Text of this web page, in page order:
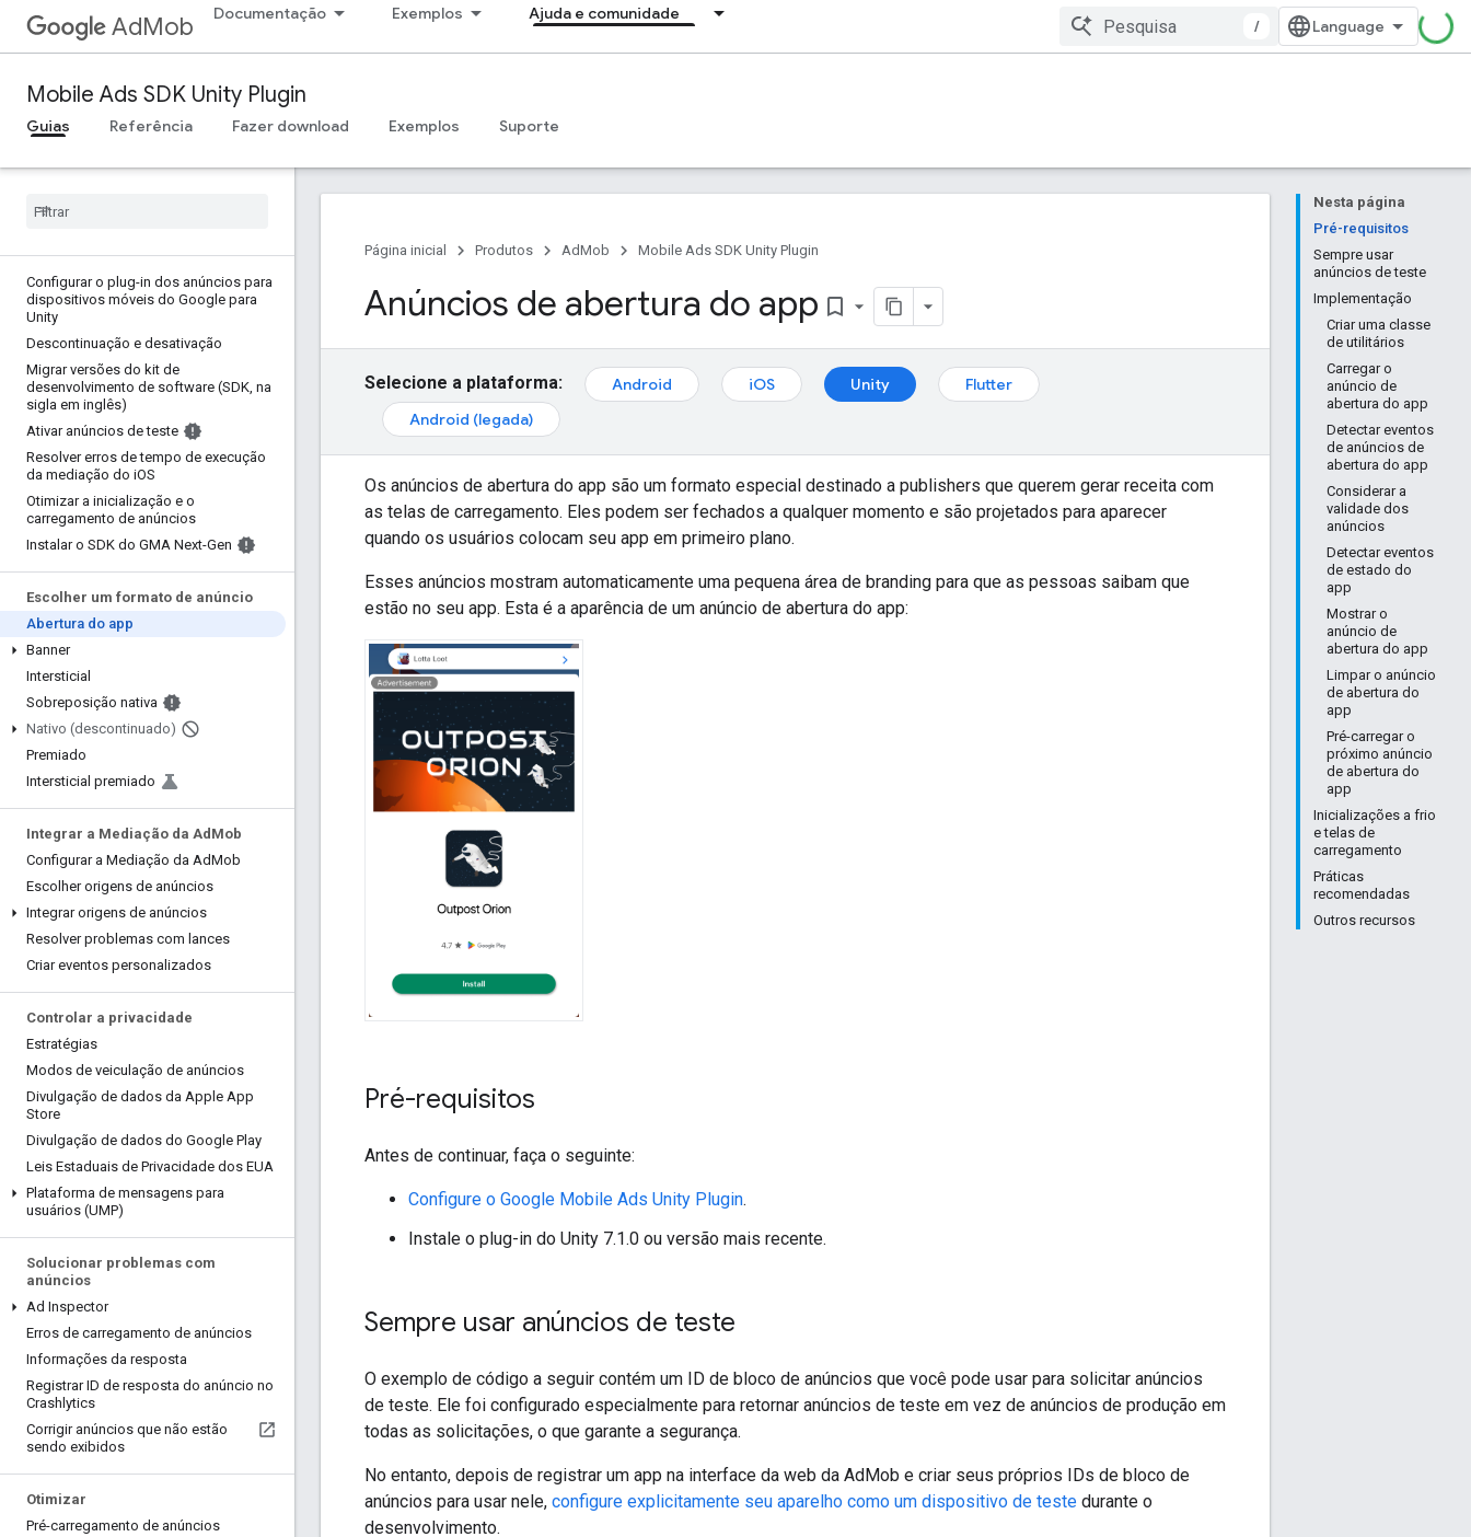
AdMob Documentação Exemplos Ajuda e comunidade
/
Mobile Ads SDK Unity Plugin
Guias Referência Fazer download Exemplos Suporte
Configurar o plug-in dos anúncios para
dispositivos móveis do Google para
Unity
Descontinuação e desativação
Migrar versões do kit de
desenvolvimento de software (SDK, na
sigla em inglês)
Ativar anúncios de teste
Resolver erros de tempo de execução
da mediação do iOS
Otimizar a inicialização e o
carregamento de anúncios
Instalar o SDK do GMA Next-Gen
Escolher um formato de anúncio
Abertura do app
Banner
Intersticial
Sobreposição nativa
Nativo (descontinuado)
Premiado
Intersticial premiado
Integrar a Mediação da Ad Mob
Configurar a Mediação da AdMob
Escolher origens de anúncios
Integrar origens de anúncios
Resolver problemas com lances
Criar eventos personalizados
Controlar a privacidade
Estratégias
Modos de veiculação de anúncios
Divulgação de dados da Apple App
Store
Divulgação de dados do Google Play
Leis Estaduais de Privacidade dos EUA
Plataforma de mensagens para
usuários (UMP)
Solucionar problemas com
anúncios
Ad Inspector
Erros de carregamento de anúncios
Informações da resposta
Registrar ID de resposta do anúncio no
Crashlytics
Corrigir anúncios que não estão
sendo exibidos
Otimizar
Pré-carregamento de anúncios
Nesta página
Pré-requisitos
Sempre usar
anúncios de teste
Implementação
Criar uma classe
de utilitários
Carregar o
anúncio de
abertura do app
Detectar eventos
de anúncios de
abertura do app
Considerar a
validade dos
anúncios
Detectar eventos
de estado do
app
Mostrar o
anúncio de
abertura do app
Limpar o anúncio
de abertura do
app
Pré-carregar o
próximo anúncio
de abertura do
app
Inicializações a frio
e telas de
carregamento
Práticas
recomendadas
Outros recursos
Página inicial Produtos AdMob Mobile Ads SDK Unity Plugin
Anúncios de abertura do app bookmark_border
Selecione a plataforma: Android iOS Unity
Flutter
Android (legada)
Os anúncios de abertura do app são um formato especial destinado a publishers que querem gerar receita com
as telas de carregamento. Eles podem ser fechados a qualquer momento e são projetados para aparecer
quando os usuários colocam seu app em primeiro plano.
Esses anúncios mostram automaticamente uma pequena área de branding para que as pessoas saibam que
estão no seu app. Esta é a aparência de um anúncio de abertura do app:
Pré-requisitos
Antes de continuar, faça o seguinte:
Configure o Google Mobile Ads Unity Plugin.
Instale o plug-in do Unity 7.1.0 ou versão mais recente.
Sempre usar anúncios de teste
O exemplo de código a seguir contém um ID de bloco de anúncios que você pode usar para solicitar anúncios
de teste. Ele foi configurado especialmente para retornar anúncios de teste em vez de anúncios de produção em
todas as solicitações, o que garante a segurança.
No entanto, depois de registrar um app na interface da web da AdMob e criar seus próprios IDs de bloco de
anúncios para usar nele, configure explicitamente seu aparelho como um dispositivo de teste durante o
desenvolvimento.